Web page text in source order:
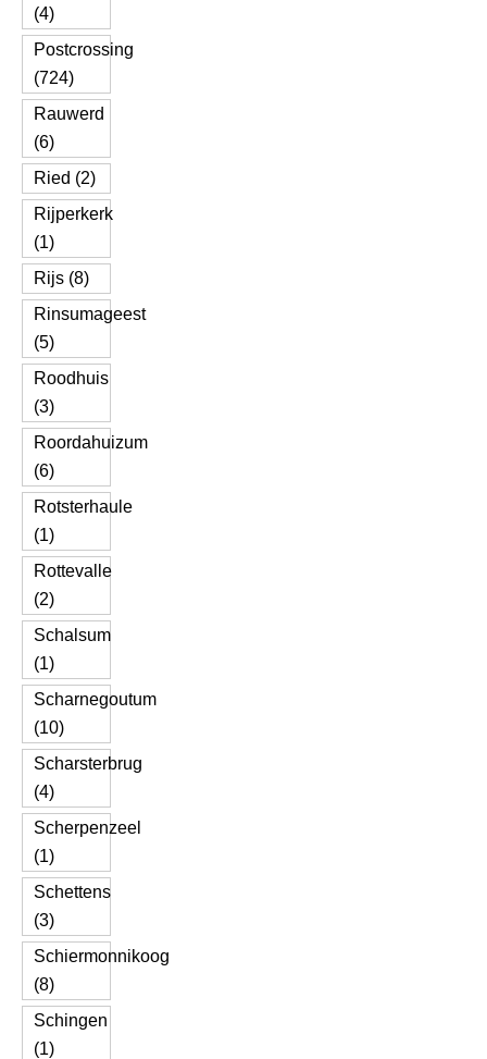
(4)
Postcrossing
(724)
Rauwerd
(6)
Ried (2)
Rijperkerk
(1)
Rijs (8)
Rinsumageest
(5)
Roodhuis
(3)
Roordahuizum
(6)
Rotsterhaule
(1)
Rottevalle
(2)
Schalsum
(1)
Scharnegoutum
(10)
Scharsterbrug
(4)
Scherpenzeel
(1)
Schettens
(3)
Schiermonnikoog
(8)
Schingen
(1)